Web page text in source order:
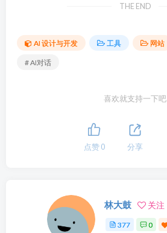
THE END
AI 设计与开发 工具 网站
# AI对话
喜欢就支持一下吧
点赞 0 分享
林大鼓 关注
377 0